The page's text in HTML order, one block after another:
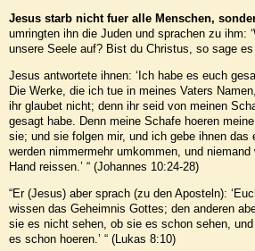
Jesus starb nicht fuer alle Menschen,
umringten ihn die Juden und sprachen zu ihm:
unsere Seele auf? Bist du Christus, so sage es
Jesus antwortete ihnen: ‘Ich habe es euch
Die Werke, die ich tue in meines Vaters
ihr glaubet nicht; denn ihr seid von meinen
gesagt habe. Denn meine Schafe hoeren
sie; und sie folgen mir, und ich gebe ihnen das
werden nimmermehr umkommen, und
Hand reissen.’ “ (Johannes 10:24-28)
“Er (Jesus) aber sprach (zu den Aposteln):
wissen das Geheimnis Gottes; den anderen
sie es nicht sehen, ob sie es schon sehen,
es schon hoeren.’ “ (Lukas 8:10)